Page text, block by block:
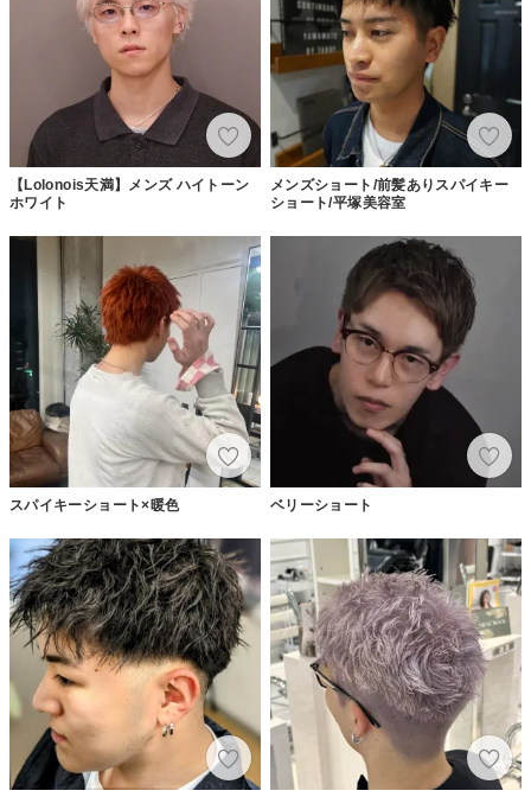
【Lolonois天満】メンズ ハイトーン
ホワイト
メンズショート/前髪ありスパイキー
ショート/平塚美容室
スパイキーショート×暖色 ベリーショート